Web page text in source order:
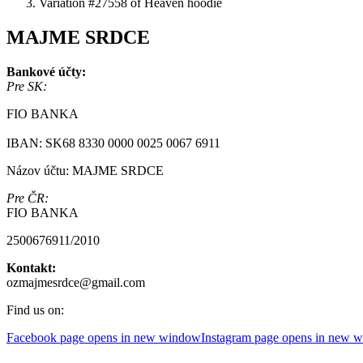
MAJME SRDCE
Bankové účty:
Pre SK:
FIO BANKA
IBAN: SK68 8330 0000 0025 0067 6911
Názov účtu: MAJME SRDCE
Pre ČR:
FIO BANKA
2500676911/2010
Kontakt:
ozmajmesrdce@gmail.com
Find us on:
Facebook page opens in new windowInstagram page opens in new